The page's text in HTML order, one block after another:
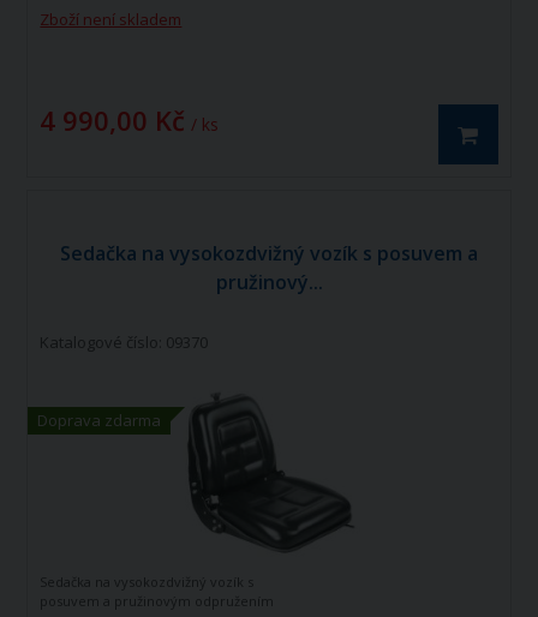
Zboží není skladem
4 990,00 Kč / ks
barva potahu:černá koženka
Sedačka na vysokozdvižný vozík s posuvem a
pružinový...
Doprava zdarma
Katalogové číslo: 09370
Sedačka na vysokozdvižný vozík s
posuvem a pružinovým odpružením